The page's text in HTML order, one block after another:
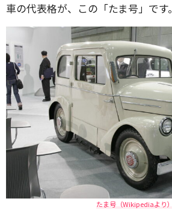
車の代表格が、この「たま号」です。
たま号（Wikipediaより）